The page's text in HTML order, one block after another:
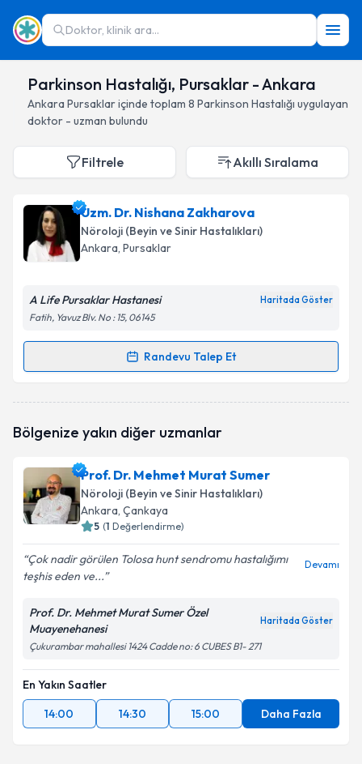
Doktor, klinik ara...
Parkinson Hastalığı, Pursaklar - Ankara
Ankara Pursaklariçinde toplam 8 Parkinson Hastalığı uygulayan
doktor - uzman bulundu
Filtrele Akıllı Sıralama
Uzm. Dr. Nishana Zakharova
Nöroloji (Beyin ve Sinir Hastalıkları)
Ankara, Pursaklar
A Life Pursaklar Hastanesi Haritada Göster
Fatih, Yavuz Blv. No : 15, 06145
Randevu Talep Et
Randevu Takvimi Talebi
talebi oluşturun. Size bu uzmandan randevu almanız
bilgilendireceğiz.
E-posta Adresiniz
Kişisel verilerimin işlenmesine ilişkin
kapsamda işlenmesini kabul ediyorum.
Bölgenize yakın diğer uzmanlar
Prof. Dr. Mehmet Murat Sumer
Nöroloji (Beyin ve Sinir Hastalıkları)
Ankara, Çankaya
5 (1 Değerlendirme)
Çok nadir görülen Tolosa hunt sendromu hastalığımı
teşhis eden ve...
Devamı
Prof. Dr. Mehmet Murat Sumer Özel
Muayenehanesi
Haritada Göster
Çukurambar mahallesi 1424 Cadde no: 6 CUBES B1- 271
En Yakın Saatler
14:00
14:30 15:00 Daha Fazla